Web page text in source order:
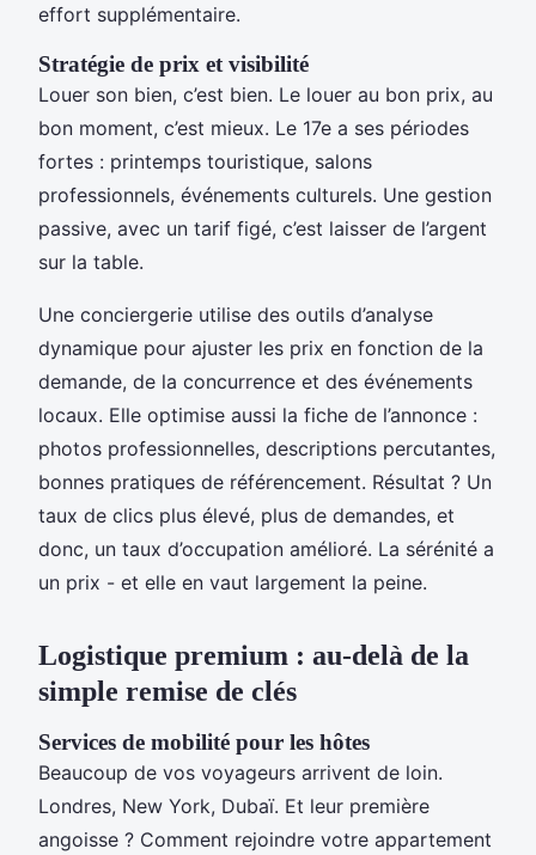
effort supplémentaire.
Stratégie de prix et visibilité
Louer son bien, c’est bien. Le louer au bon prix, au
bon moment, c’est mieux. Le 17e a ses périodes
fortes : printemps touristique, salons
professionnels, événements culturels. Une gestion
passive, avec un tarif figé, c’est laisser de l’argent
sur la table.
Une conciergerie utilise des outils d’analyse
dynamique pour ajuster les prix en fonction de la
demande, de la concurrence et des événements
locaux. Elle optimise aussi la fiche de l’annonce :
photos professionnelles, descriptions percutantes,
bonnes pratiques de référencement. Résultat ? Un
taux de clics plus élevé, plus de demandes, et
donc, un taux d’occupation amélioré. La sérénité a
un prix - et elle en vaut largement la peine.
Logistique premium : au-delà de la
simple remise de clés
Services de mobilité pour les hôtes
Beaucoup de vos voyageurs arrivent de loin.
Londres, New York, Dubaï. Et leur première
angoisse ? Comment rejoindre votre appartement